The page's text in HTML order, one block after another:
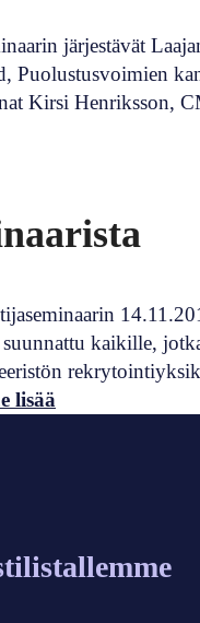
järjestävät
Puolustusvoimien
Kirsi Henriksson,
suunnattu kaikille,
lisää